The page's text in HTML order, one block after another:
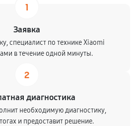
1
Заявка
специалист по технике Xiaomi
в течение одной минуты.
2
диагностика
необходимую диагностику,
и предоставит решение.